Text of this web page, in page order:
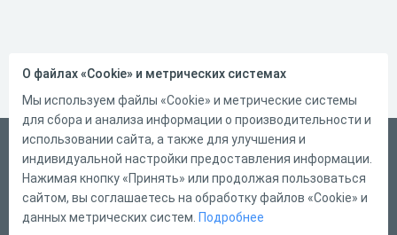
Русский
Справка
Форма обратной связи
О файлах «Cookie» и метрических системах
Мы используем файлы «Cookie» и метрические системы
для сбора и анализа информации о производительности и
использовании сайта, а также для улучшения и
индивидуальной настройки предоставления информации.
Нажимая кнопку «Принять» или продолжая пользоваться
сайтом, вы соглашаетесь на обработку файлов «Cookie» и
данных метрических систем. Подробнее